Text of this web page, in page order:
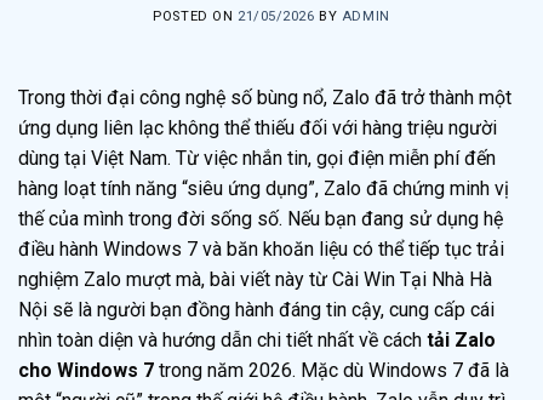
POSTED ON 21/05/2026 BY ADMIN
Trong thời đại công nghệ số bùng nổ, Zalo đã trở thành một
ứng dụng liên lạc không thể thiếu đối với hàng triệu người
dùng tại Việt Nam. Từ việc nhắn tin, gọi điện miễn phí đến
hàng loạt tính năng “siêu ứng dụng”, Zalo đã chứng minh vị
thế của mình trong đời sống số. Nếu bạn đang sử dụng hệ
điều hành Windows 7 và băn khoăn liệu có thể tiếp tục trải
nghiệm Zalo mượt mà, bài viết này từ Cài Win Tại Nhà Hà
Nội sẽ là người bạn đồng hành đáng tin cậy, cung cấp cái
nhìn toàn diện và hướng dẫn chi tiết nhất về cách tải Zalo
cho Windows 7 trong năm 2026. Mặc dù Windows 7 đã là